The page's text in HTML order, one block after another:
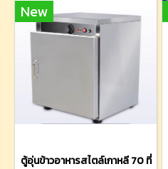
New
ตู้อุ่นข้าวอาหารสไตล์เกาหลี 70 ที่